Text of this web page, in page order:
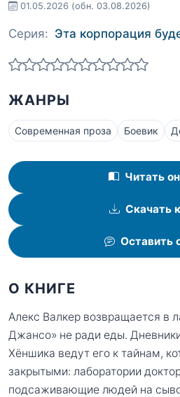
01.05.2026 (обн. 03.08.2026)
Серия: Эта корпорация
ЖАНРЫ
Современная проза Боевик
Читать
Скачать
Оставить
О КНИГЕ
Алекс Валкер возвращается в
Джансо» не ради еды.
Хёншика ведут его к тайнам,
закрытыми: лаборатории
подсаживающие людей на